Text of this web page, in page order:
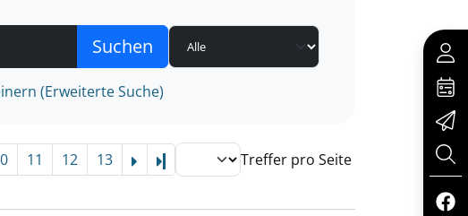
(Erweiterte Suche)
11 12 13 Letzte SeiteTreffer pro Seite